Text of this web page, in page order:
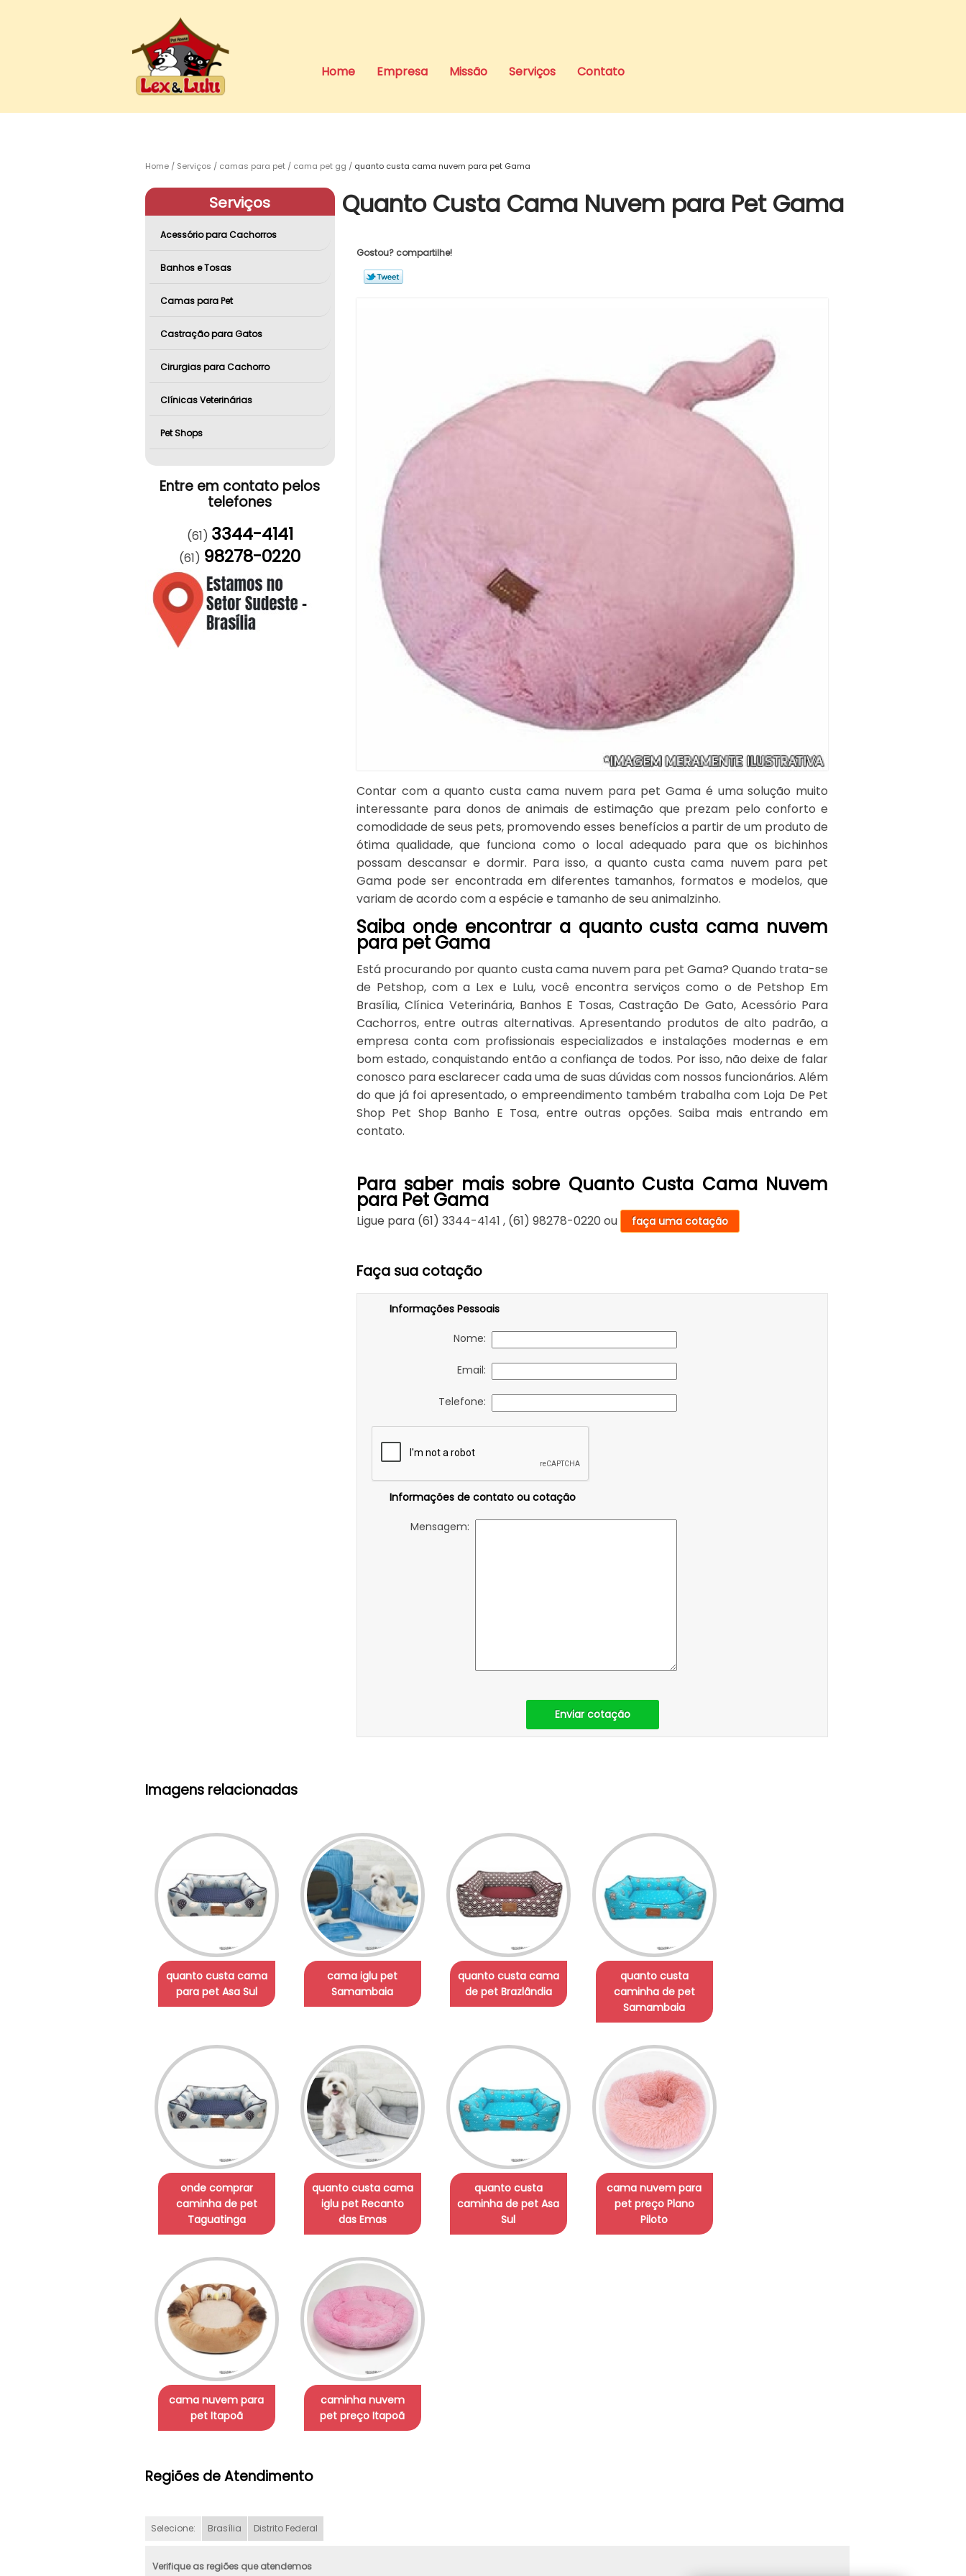
Home Empresa Missão Serviços Contato
Home Serviços camas para pet cama pet gg quanto custa cama nuvem para pet Gama
Serviços
Acessório para Cachorros
Banhos e Tosas
Camas para Pet
Castração para Gatos
Cirurgias para Cachorro
Clínicas Veterinárias
Pet Shops
Entre em contato pelos
telefones
(61) 3344-4141
(61) 98278-0220
Quanto Custa Cama Nuvem para Pet Gama
Gostou? compartilhe!
Contar com a quanto custa cama nuvem para pet Gama é uma solução muito
interessante para donos de animais de estimação que prezam pelo conforto e
comodidade de seus pets, promovendo esses benefícios a partir de um produto de
ótima qualidade, que funciona como o local adequado para que os bichinhos
possam descansar e dormir. Para isso, a quanto custa cama nuvem para pet
Gama pode ser encontrada em diferentes tamanhos, formatos e modelos, que
variam de acordo com a espécie e tamanho de seu animalzinho.
Saiba onde encontrar a quanto custa cama nuvem
para pet Gama
Está procurando por quanto custa cama nuvem para pet Gama? Quando trata-se
de Petshop, com a Lex e Lulu, você encontra serviços como o de Petshop Em
Brasília, Clínica Veterinária, Banhos E Tosas, Castração De Gato, Acessório Para
Cachorros, entre outras alternativas. Apresentando produtos de alto padrão, a
empresa conta com profissionais especializados e instalações modernas e em
bom estado, conquistando então a confiança de todos. Por isso, não deixe de falar
conosco para esclarecer cada uma de suas dúvidas com nossos funcionários. Além
do que já foi apresentado, o empreendimento também trabalha com Loja De Pet
Shop Pet Shop Banho E Tosa, entre outras opções. Saiba mais entrando em
contato.
Para saber mais sobre Quanto Custa Cama Nuvem
para Pet Gama
Ligue para (61) 3344-4141 , (61) 98278-0220 ou faça uma cotação
Faça sua cotação
Informações Pessoais
Nome:
Email:
Telefone:
Informações de contato ou cotação
Mensagem:
Enviar cotação
Imagens relacionadas
quanto custa cama
para pet Asa Sul
cama iglu pet
Samambaia
quanto custa cama
de pet Brazlândia
quanto custa
caminha de pet
Samambaia
onde comprar
caminha de pet
Taguatinga
quanto custa cama
iglu pet Recanto
das Emas
quanto custa
caminha de pet Asa
Sul
cama nuvem para
pet preço Plano
Piloto
cama nuvem para
pet Itapoã
caminha nuvem
pet preço Itapoã
Regiões de Atendimento
Selecione: Brasília Distrito Federal
Verifique as regiões que atendemos